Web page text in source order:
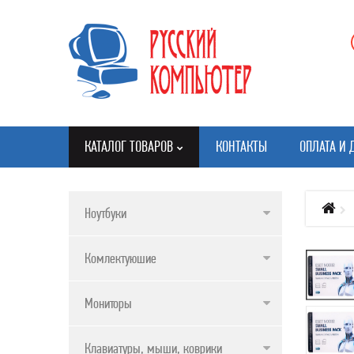
КАТАЛОГ ТОВАРОВ
КАТАЛОГ ТОВАРОВ
КОМЛЕКТУЮШИЕ
КЛАВИАТУРЫ, МЫШИ, КОВРИКИ
КОНТАКТЫ ОПЛАТА И
Ноутбуки
Комлектуюшие
Мониторы
Клавиатуры, мыши, коврики